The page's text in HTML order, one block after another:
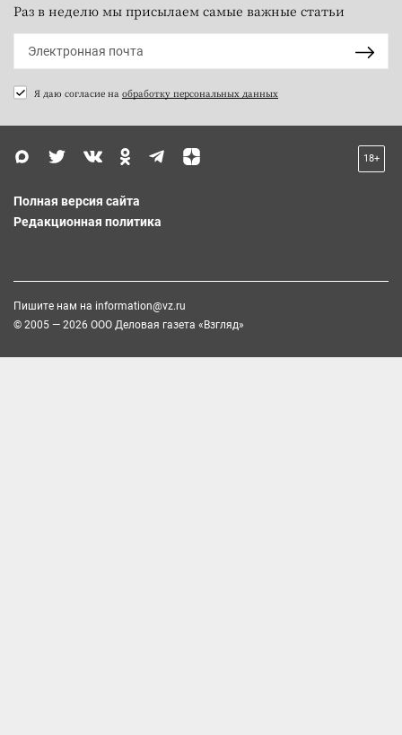
Раз в неделю мы присылаем самые важные статьи
Я даю согласие на обработку персональных данных
18+
Полная версия сайта
Редакционная политика
Пишите нам на information@vz.ru
© 2005 — 2026 ООО Деловая газета «Взгляд»